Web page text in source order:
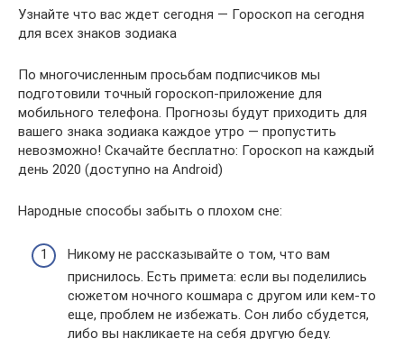
Узнайте что вас ждет сегодня — Гороскоп на сегодня
для всех знаков зодиака
По многочисленным просьбам подписчиков мы
подготовили точный гороскоп-приложение для
мобильного телефона. Прогнозы будут приходить для
вашего знака зодиака каждое утро — пропустить
невозможно! Скачайте бесплатно: Гороскоп на каждый
день 2020 (доступно на Android)
Народные способы забыть о плохом сне:
Никому не рассказывайте о том, что вам
приснилось. Есть примета: если вы поделились
сюжетом ночного кошмара с другом или кем-то
еще, проблем не избежать. Сон либо сбудется,
либо вы накликаете на себя другую беду.